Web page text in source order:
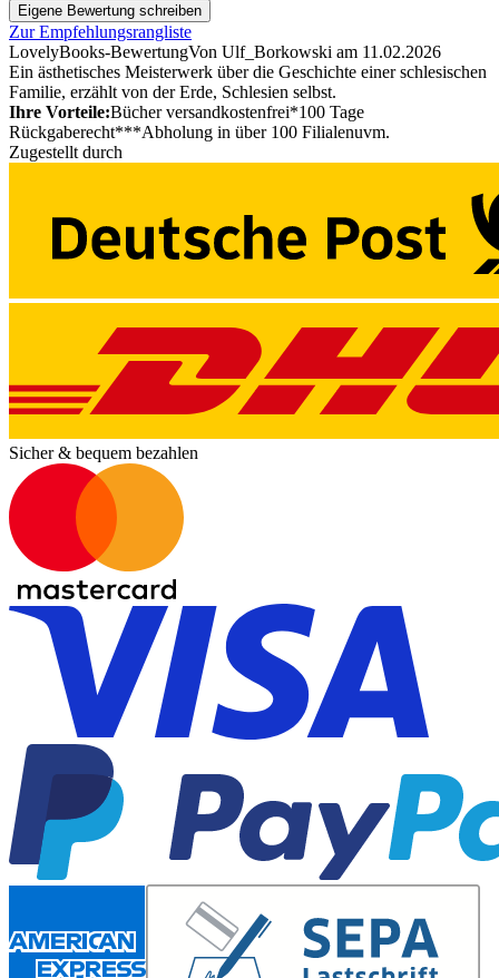
Eigene Bewertung schreiben
Zur Empfehlungsrangliste
LovelyBooks-BewertungVon Ulf_Borkowski am 11.02.2026
Ein ästhetisches Meisterwerk über die Geschichte einer schlesischen
Familie, erzählt von der Erde, Schlesien selbst.
Ihre Vorteile:Bücher versandkostenfrei*100 Tage
Rückgaberecht***Abholung in über 100 Filialenuvm.
Zugestellt durch
Sicher & bequem bezahlen